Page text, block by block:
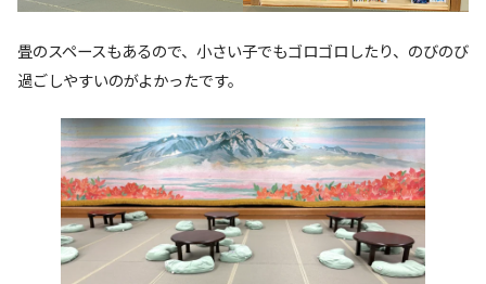
畳のスペースもあるので、小さい子でもゴロゴロしたり、のびのび
過ごしやすいのがよかったです。